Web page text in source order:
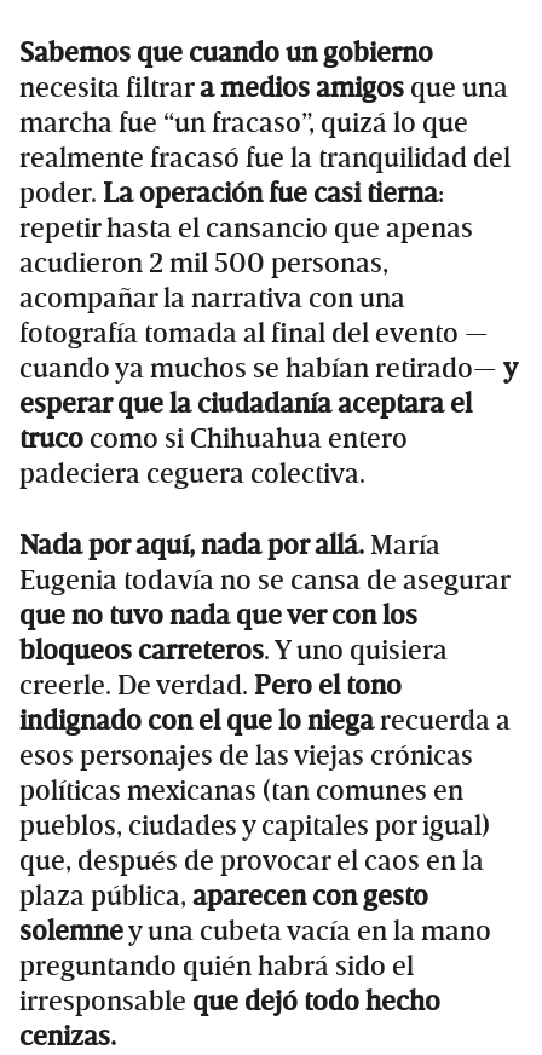
Sabemos que cuando un gobierno
necesita filtrara medios amigos que una
marcha fue “un fracaso”, quizá lo que
realmente fracasó fue la tranquilidad del
poder. La operación fue casi tierna:
repetir hasta el cansancio que apenas
acudieron 2 mil 500 personas,
acompañar la narrativa con una
fotografía tomada al final del evento —
cuando ya muchos se habían retirado— y
esperar que la ciudadanía aceptara el
truco como si Chihuahua entero
padeciera ceguera colectiva.
Nada por aquí, nada por allá. María
Eugenia todavía no se cansa de asegurar
que no tuvo nada que ver con los
bloqueos carreteros. Y uno quisiera
creerle. De verdad. Pero el tono
indignado con el que lo niegarecuerda a
esos personajes de las viejas crónicas
políticas mexicanas (tan comunes en
pueblos, ciudades y capitales por igual)
que, después de provocar el caos en la
plaza pública, aparecen con gesto
solemney una cubeta vacía en la mano
preguntando quién habrá sido el
irresponsable que dejó todo hecho
cenizas.